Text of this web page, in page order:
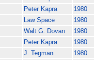
Peter Kapra 1980
Law Space 1980
Walt G. Dovan 1980
Peter Kapra 1980
J. Tegman 1980